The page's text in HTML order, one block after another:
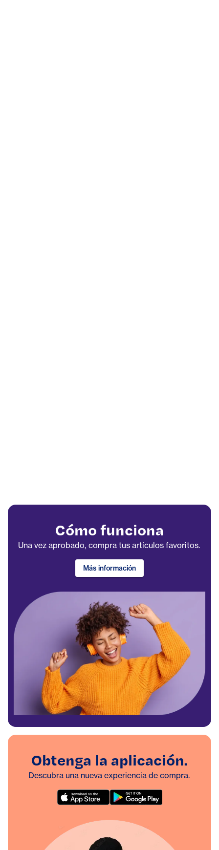
Cómo funciona
Una vez aprobado, compra tus artículos favoritos.
Más información
Obtenga la aplicación.
Descubra una nueva experiencia de compra.